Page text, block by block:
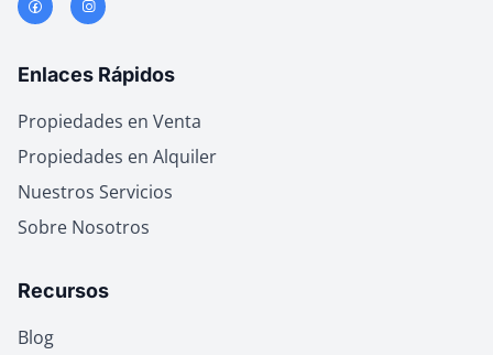
Enlaces Rápidos
Propiedades en Venta
Propiedades en Alquiler
Nuestros Servicios
Sobre Nosotros
Recursos
Blog